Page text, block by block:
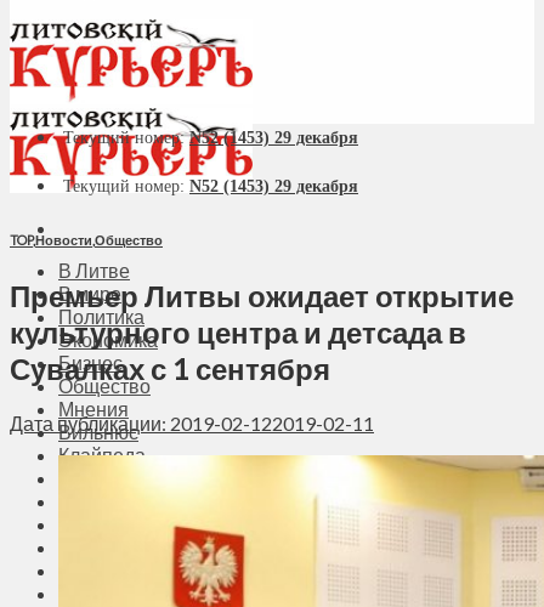
В Литве
В мире
Политика
Экономика
Бизнес
Общество
Мнения
Вильнюс
Клайпеда
Выбор читателей
Текущий номер:N52 (1453) 29 декабря
Текущий номер: N52 (1453) 29 декабря
TOP,Новости,Общество
Премьер Литвы ожидает открытие
культурного центра и детсада в
Сувалках с 1 сентября
Дата публикации: 2019-02-122019-02-11